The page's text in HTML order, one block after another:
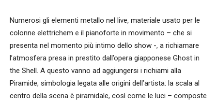
Numerosi gli elementi metallo nel live, materiale usato per le
colonne elettrichem e il pianoforte in movimento – che si
presenta nel momento più intimo dello show -, a richiamare
l’atmosfera presa in prestito dall’opera giapponese Ghost in
the Shell. A questo vanno ad aggiungersi i richiami alla
Piramide, simbologia legata alle origini dell’artista: la scala al
centro della scena è piramidale, così come le luci – composte